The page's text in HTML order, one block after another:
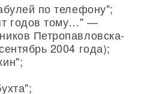
по телефону";
годов тому…" —
Петропавловска-
2004 года);